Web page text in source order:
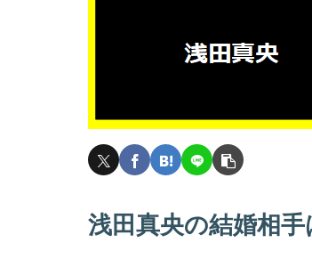
浅田真央の結婚相